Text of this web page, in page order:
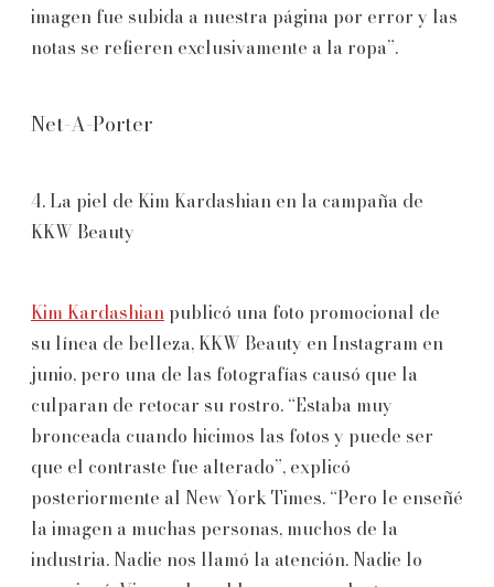
imagen fue subida a nuestra página por error y las
notas se refieren exclusivamente a la ropa”.
Net-A-Porter
4. La piel de Kim Kardashian en la campaña de
KKW Beauty
Kim Kardashian publicó una foto promocional de
su línea de belleza, KKW Beauty en Instagram en
junio, pero una de las fotografías causó que la
culparan de retocar su rostro. “Estaba muy
bronceada cuando hicimos las fotos y puede ser
que el contraste fue alterado”, explicó
posteriormente al New York Times. “Pero le enseñé
la imagen a muchas personas, muchos de la
industria. Nadie nos llamó la atención. Nadie lo